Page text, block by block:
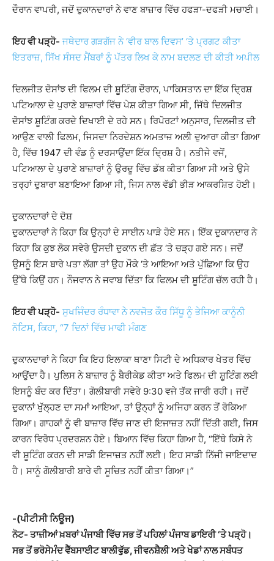
ਦੌਰਾਨ ਵਾਪਰੀ, ਜਦੋਂ ਦੁਕਾਨਦਾਰਾਂ ਨੇ ਵਾਣ ਬਾਜ਼ਾਰ ਵਿੱਚ ਹਫੜਾ-ਦਫੜੀ ਮਚਾਈ।
ਇਹ ਵੀ ਪੜ੍ਹੋ- ਜਥੇਦਾਰ ਗੜਗੱਜ ਨੇ ‘ਵੀਰ ਬਾਲ ਦਿਵਸ’ ‘ਤੇ ਪ੍ਰਗਟ ਕੀਤਾ
ਇਤਰਾਜ਼, ਸਿੱਖ ਸੰਸਦ ਮੈਂਬਰਾਂ ਨੂੰ ਪੱਤਰ ਲਿਖ ਕੇ ਨਾਮ ਬਦਲਣ ਦੀ ਕੀਤੀ ਅਪੀਲ
ਦਿਲਜੀਤ ਦੋਸਾਂਝ ਦੀ ਫਿਲਮ ਦੀ ਸ਼ੂਟਿੰਗ ਦੌਰਾਨ, ਪਾਕਿਸਤਾਨ ਦਾ ਇੱਕ ਦ੍ਰਿਸ਼
ਪਟਿਆਲਾ ਦੇ ਪੁਰਾਣੇ ਬਾਜ਼ਾਰਾਂ ਵਿੱਚ ਪੇਸ਼ ਕੀਤਾ ਗਿਆ ਸੀ, ਜਿੱਥੇ ਦਿਲਜੀਤ
ਦੋਸਾਂਝ ਸ਼ੂਟਿੰਗ ਕਰਦੇ ਦਿਖਾਈ ਦੇ ਰਹੇ ਸਨ। ਰਿਪੋਰਟਾਂ ਅਨੁਸਾਰ, ਦਿਲਜੀਤ ਦੀ
ਆਉਣ ਵਾਲੀ ਫਿਲਮ, ਜਿਸਦਾ ਨਿਰਦੇਸ਼ਨ ਅਮਤਾਜ਼ ਅਲੀ ਦੁਆਰਾ ਕੀਤਾ ਗਿਆ
ਹੈ, ਵਿੱਚ 1947 ਦੀ ਵੰਡ ਨੂੰ ਦਰਸਾਉਂਦਾ ਇੱਕ ਦ੍ਰਿਸ਼ ਹੈ। ਨਤੀਜੇ ਵਜੋਂ,
ਪਟਿਆਲਾ ਦੇ ਪੁਰਾਣੇ ਬਾਜ਼ਾਰਾਂ ਨੂੰ ਉਰਦੂ ਵਿੱਚ ਡੱਬ ਕੀਤਾ ਗਿਆ ਸੀ ਅਤੇ ਉਸੇ
ਤਰ੍ਹਾਂ ਦੁਬਾਰਾ ਬਣਾਇਆ ਗਿਆ ਸੀ, ਜਿਸ ਨਾਲ ਵੱਡੀ ਭੀੜ ਆਕਰਸ਼ਿਤ ਹੋਈ।
ਦੁਕਾਨਦਾਰਾਂ ਦੇ ਦੋਸ਼
ਦੁਕਾਨਦਾਰਾਂ ਨੇ ਕਿਹਾ ਕਿ ਉਨ੍ਹਾਂ ਦੇ ਸਾਈਨ ਪਾੜੇ ਹੋਏ ਸਨ। ਇੱਕ ਦੁਕਾਨਦਾਰ ਨੇ
ਕਿਹਾ ਕਿ ਕੁਝ ਲੋਕ ਸਵੇਰੇ ਉਸਦੀ ਦੁਕਾਨ ਦੀ ਛੱਤ ‘ਤੇ ਚੜ੍ਹ ਗਏ ਸਨ। ਜਦੋਂ
ਉਸਨੂੰ ਇਸ ਬਾਰੇ ਪਤਾ ਲੱਗਾ ਤਾਂ ਉਹ ਮੌਕੇ ‘ਤੇ ਆਇਆ ਅਤੇ ਪੁੱਛਿਆ ਕਿ ਉਹ
ਉੱਥੇ ਕਿਉਂ ਹਨ। ਨੌਜਵਾਨ ਨੇ ਜਵਾਬ ਦਿੱਤਾ ਕਿ ਫਿਲਮ ਦੀ ਸ਼ੂਟਿੰਗ ਚੱਲ ਰਹੀ ਹੈ।
ਇਹ ਵੀ ਪੜ੍ਹੋ- ਸੁਖਜਿੰਦਰ ਰੰਧਾਵਾ ਨੇ ਨਵਜੋਤ ਕੌਰ ਸਿੱਧੂ ਨੂੰ ਭੇਜਿਆ ਕਾਨੂੰਨੀ
ਨੋਟਿਸ, ਕਿਹਾ, “7 ਦਿਨਾਂ ਵਿੱਚ ਮਾਫੀ ਮੰਗਣ
ਦੁਕਾਨਦਾਰਾਂ ਨੇ ਕਿਹਾ ਕਿ ਇਹ ਇਲਾਕਾ ਥਾਣਾ ਸਿਟੀ ਦੇ ਅਧਿਕਾਰ ਖੇਤਰ ਵਿੱਚ
ਆਉਂਦਾ ਹੈ। ਪੁਲਿਸ ਨੇ ਬਾਜ਼ਾਰ ਨੂੰ ਬੈਰੀਕੇਡ ਕੀਤਾ ਅਤੇ ਫਿਲਮ ਦੀ ਸ਼ੂਟਿੰਗ ਲਈ
ਇਸਨੂੰ ਬੰਦ ਕਰ ਦਿੱਤਾ। ਗੋਲੀਬਾਰੀ ਸਵੇਰੇ 9:30 ਵਜੇ ਤੱਕ ਜਾਰੀ ਰਹੀ। ਜਦੋਂ
ਦੁਕਾਨਾਂ ਖੁੱਲ੍ਹਣ ਦਾ ਸਮਾਂ ਆਇਆ, ਤਾਂ ਉਨ੍ਹਾਂ ਨੂੰ ਅਜਿਹਾ ਕਰਨ ਤੋਂ ਰੋਕਿਆ
ਗਿਆ। ਗਾਹਕਾਂ ਨੂੰ ਵੀ ਬਾਜ਼ਾਰ ਵਿੱਚ ਜਾਣ ਦੀ ਇਜਾਜ਼ਤ ਨਹੀਂ ਦਿੱਤੀ ਗਈ, ਜਿਸ
ਕਾਰਨ ਵਿਰੋਧ ਪ੍ਰਦਰਸ਼ਨ ਹੋਏ। ਬਿਆਨ ਵਿੱਚ ਕਿਹਾ ਗਿਆ ਹੈ, “ਇੱਥੇ ਕਿਸੇ ਨੇ
ਵੀ ਸ਼ੂਟਿੰਗ ਕਰਨ ਦੀ ਸਾਡੀ ਇਜਾਜ਼ਤ ਨਹੀਂ ਲਈ। ਇਹ ਸਾਡੀ ਨਿੱਜੀ ਜਾਇਦਾਦ
ਹੈ। ਸਾਨੂੰ ਗੋਲੀਬਾਰੀ ਬਾਰੇ ਵੀ ਸੂਚਿਤ ਨਹੀਂ ਕੀਤਾ ਗਿਆ।”
-(ਪੀਟੀਸੀ ਨਿਊਜ)
ਨੋਟ- ਤਾਜ਼ੀਆਂ ਖ਼ਬਰਾਂ ਪੰਜਾਬੀ ਵਿੱਚ ਸਭ ਤੋਂ ਪਹਿਲਾਂ ਪੰਜਾਬ ਡਾਇਰੀ ‘ਤੇ ਪੜ੍ਹੋ।
ਸਭ ਤੋਂ ਭਰੋਸੇਮੰਦ ਵੈੱਬਸਾਈਟ ਬਾਲੀਵੁੱਡ, ਜੀਵਨਸ਼ੈਲੀ ਅਤੇ ਖੇਡਾਂ ਨਾਲ ਸਬੰਧਤ